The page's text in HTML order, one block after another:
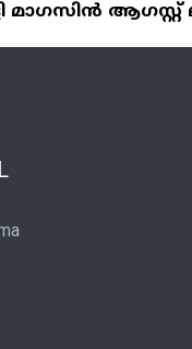
മാഗസിൻ ആഗസ്റ്റ്